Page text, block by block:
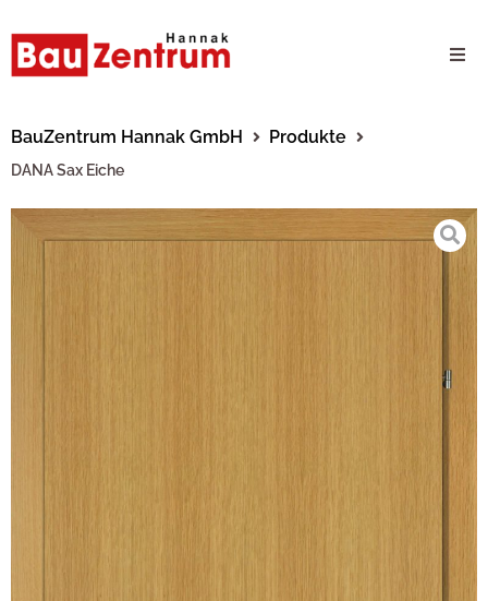
Unternehmen
BauZentrum Hannak GmbH Produkte
DANA Sax Eiche